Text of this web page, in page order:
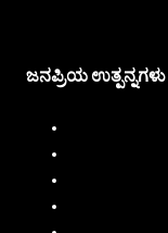
ಜನಪ್ರಿಯ ಉತ್ಪನ್ನಗಳು